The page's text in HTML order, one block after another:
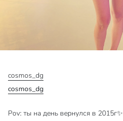
cosmos_dg
cosmos_dg
Pov: ты на день вернулся в 2015г✨